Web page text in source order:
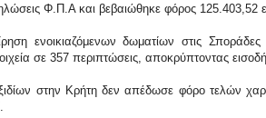
Φ.Π.Α και βεβαιώθηκε φόρος 125.403,52
ενοικιαζόμενων δωματίων στις
σε 357 περιπτώσεις, αποκρύπτοντας
στην Κρήτη δεν απέδωσε φόρο τελών